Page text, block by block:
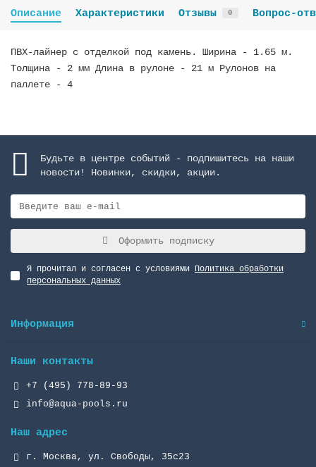
Описание Характеристики Отзывы 0 Вопрос-
ПВХ-лайнер с отделкой под камень. Ширина - 1.65 м.
Толщина - 2 мм Длина в рулоне - 21 м Рулонов на
паллете - 4
Будьте в центре событий - подпишитесь на наши
новости! Новинки, скидки, акции.
Оформить подписку
Я прочитал и согласен с условиями Политика обработки
персональных данных
Информация
Наши контакты
+7 (495) 778-89-93
info@aqua-pools.ru
Наш адрес
г. Москва, ул. Свободы, 35с23